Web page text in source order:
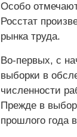
Особо
Росстат
рынка труда.
Во-первых, с
выборки в
численности
Прежде в
прошлого года